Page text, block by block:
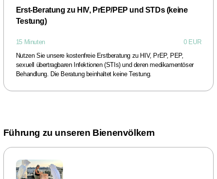
Erst-Beratung zu HIV, PrEP/PEP und STDs (keine
Testung)
15 Minuten
0 EUR
Nutzen Sie unsere kostenfreie Erstberatung zu HIV, PrEP, PEP,
sexuell übertragbaren Infektionen (STIs) und deren medikamentöser
Behandlung. Die Beratung beinhaltet keine Testung.
Führung zu unseren Bienenvölkern